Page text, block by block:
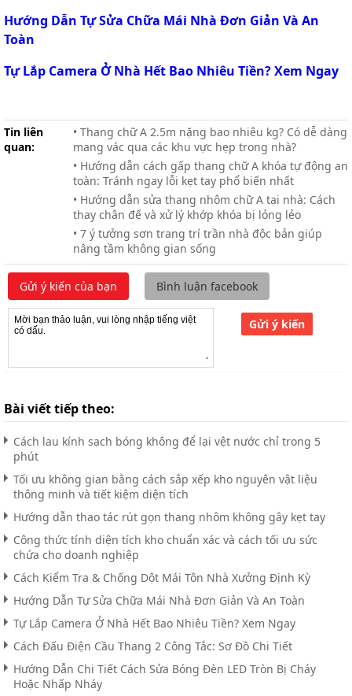
Hướng Dẫn Tự Sửa Chữa Mái Nhà Đơn Giản Và An
Toàn
Tự Lắp Camera Ở Nhà Hết Bao Nhiêu Tiền? Xem Ngay
Tin liên
quan:
• Thang chữ A 2.5m nặng bao nhiêu kg? Có dễ dàng
mang vác qua các khu vực hẹp trong nhà?
• Hướng dẫn cách gấp thang chữ A khóa tự động an
toàn: Tránh ngay lỗi kẹt tay phổ biến nhất
• Hướng dẫn sửa thang nhôm chữ A tại nhà: Cách
thay chân đế và xử lý khớp khóa bị lỏng lẻo
• 7 ý tưởng sơn trang trí trần nhà độc bản giúp
nâng tầm không gian sống
Gửi ý kiến của bạn Bình luận facebook
Gửi ý kiến
Bài viết tiếp theo:
Cách lau kính sạch bóng không để lại vệt nước chỉ trong 5
phút
Tối ưu không gian bằng cách sắp xếp kho nguyên vật liệu
thông minh và tiết kiệm diện tích
Hướng dẫn thao tác rút gọn thang nhôm không gây kẹt tay
Công thức tính diện tích kho chuẩn xác và cách tối ưu sức
chứa cho doanh nghiệp
Cách Kiểm Tra & Chống Dột Mái Tôn Nhà Xưởng Định Kỳ
Hướng Dẫn Tự Sửa Chữa Mái Nhà Đơn Giản Và An Toàn
Tự Lắp Camera Ở Nhà Hết Bao Nhiêu Tiền? Xem Ngay
Cách Đấu Điện Cầu Thang 2 Công Tắc: Sơ Đồ Chi Tiết
Hướng Dẫn Chi Tiết Cách Sửa Bóng Đèn LED Tròn Bị Cháy
Hoặc Nhấp Nháy